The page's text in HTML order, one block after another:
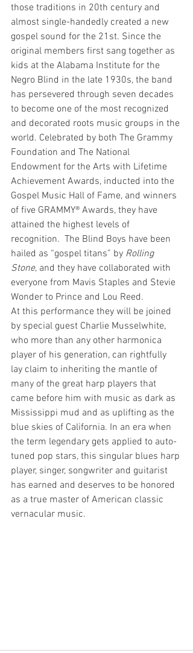
those traditions in 20th century and
almost single-handedly created a new
gospel sound for the 21st. Since the
original members first sang together as
kids at the Alabama Institute for the
Negro Blind in the late 1930s, the band
has persevered through seven decades
to become one of the most recognized
and decorated roots music groups in the
world. Celebrated by both The Grammy
Foundation and The National
Endowment for the Arts with Lifetime
Achievement Awards, inducted into the
Gospel Music Hall of Fame, and winners
of five GRAMMY® Awards, they have
attained the highest levels of
recognition.  The Blind Boys have been
hailed as “gospel titans” by Rolling
Stone, and they have collaborated with
everyone from Mavis Staples and Stevie
Wonder to Prince and Lou Reed.
At this performance they will be joined
by special guest Charlie Musselwhite,
who more than any other harmonica
player of his generation, can rightfully
lay claim to inheriting the mantle of
many of the great harp players that
came before him with music as dark as
Mississippi mud and as uplifting as the
blue skies of California. In an era when
the term legendary gets applied to auto-
tuned pop stars, this singular blues harp
player, singer, songwriter and guitarist
has earned and deserves to be honored
as a true master of American classic
vernacular music.